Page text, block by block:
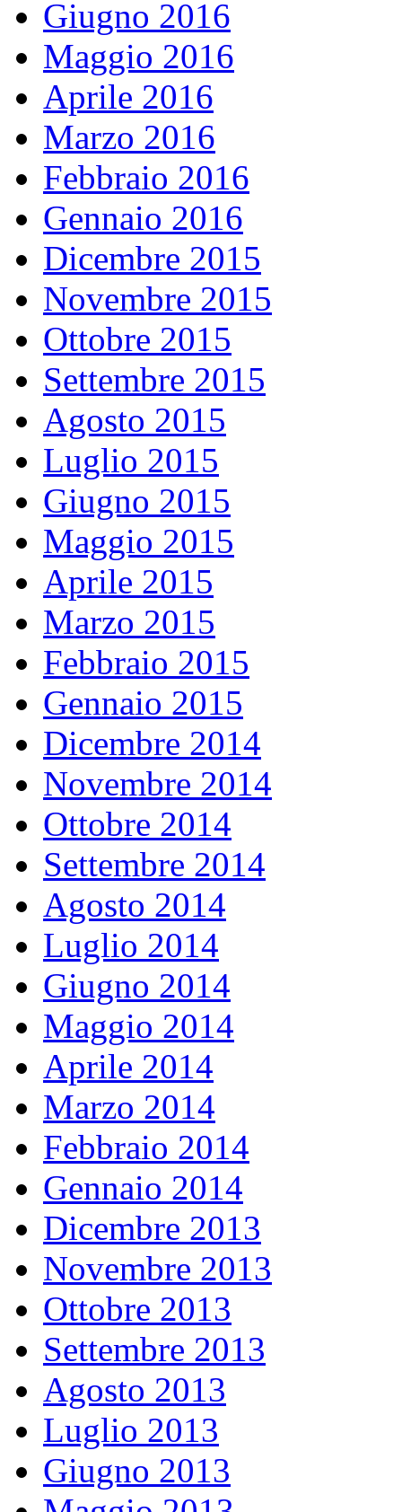
Giugno 2016
Maggio 2016
Aprile 2016
Marzo 2016
Febbraio 2016
Gennaio 2016
Dicembre 2015
Novembre 2015
Ottobre 2015
Settembre 2015
Agosto 2015
Luglio 2015
Giugno 2015
Maggio 2015
Aprile 2015
Marzo 2015
Febbraio 2015
Gennaio 2015
Dicembre 2014
Novembre 2014
Ottobre 2014
Settembre 2014
Agosto 2014
Luglio 2014
Giugno 2014
Maggio 2014
Aprile 2014
Marzo 2014
Febbraio 2014
Gennaio 2014
Dicembre 2013
Novembre 2013
Ottobre 2013
Settembre 2013
Agosto 2013
Luglio 2013
Giugno 2013